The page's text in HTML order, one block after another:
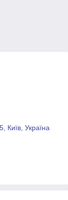
Київ, Україна